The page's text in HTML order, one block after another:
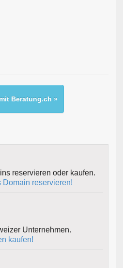
Beratung.ch »
reservieren oder kaufen.
Domain reservieren!
Unternehmen.
kaufen!